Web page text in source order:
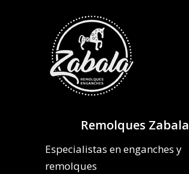
Remolques Zabala
Especialistas en enganches y
remolques